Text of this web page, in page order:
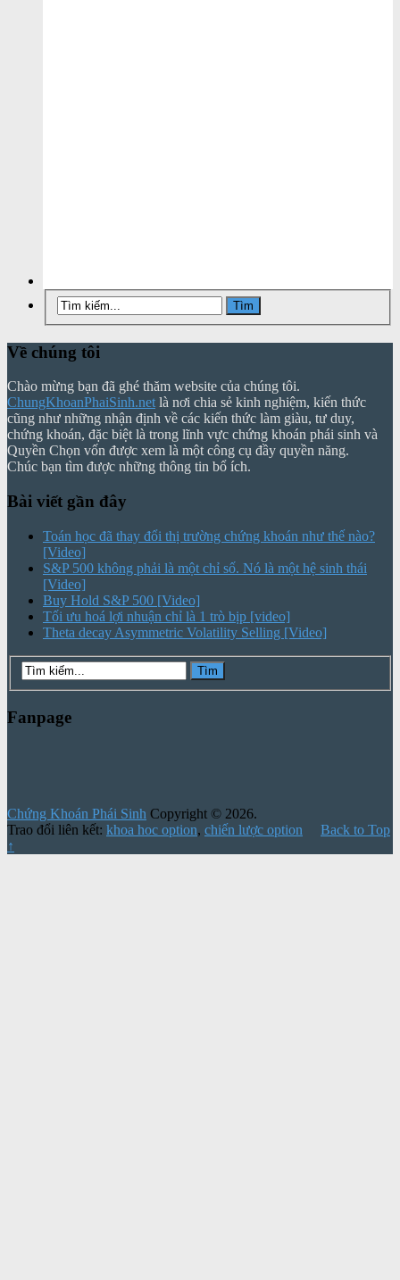
Về chúng tôi
Chào mừng bạn đã ghé thăm website của chúng tôi.
ChungKhoanPhaiSinh.net là nơi chia sẻ kinh nghiệm, kiến thức
cũng như những nhận định về các kiến thức làm giàu, tư duy,
chứng khoán, đặc biệt là trong lĩnh vực chứng khoán phái sinh và
Quyền Chọn vốn được xem là một công cụ đầy quyền năng.
Chúc bạn tìm được những thông tin bổ ích.
Bài viết gần đây
Toán học đã thay đổi thị trường chứng khoán như thế nào?
[Video]
S&P 500 không phải là một chỉ số. Nó là một hệ sinh thái
[Video]
Buy Hold S&P 500 [Video]
Tối ưu hoá lợi nhuận chỉ là 1 trò bịp [video]
Theta decay Asymmetric Volatility Selling [Video]
Fanpage
Chứng Khoán Phái Sinh Copyright © 2026.
Trao đổi liên kết: khoa hoc option, chiến lược option
Back to Top
↑